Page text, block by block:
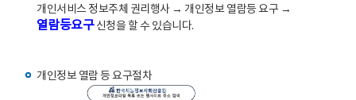
개인서비스 정보주체 권리행사 → 개인정보 열람등 요구 →
열람등요구신청을 할 수 있습니다.
개인정보 열람 등 요구절차